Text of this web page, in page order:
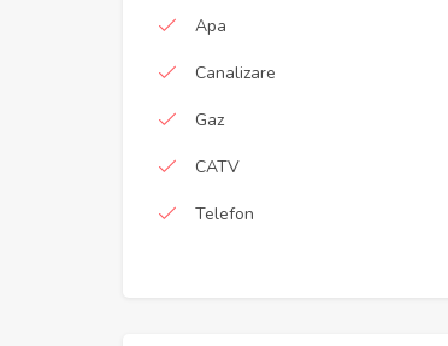
Apa
Canalizare
Gaz
CATV
Telefon